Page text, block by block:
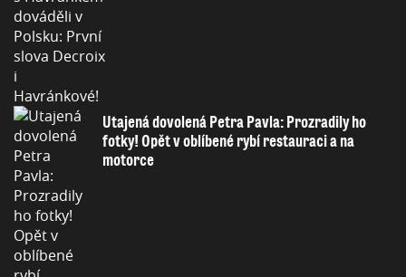
Utajená dovolená Petra Pavla: Prozradily ho
fotky! Opět v oblíbené rybí restauraci a na
motorce